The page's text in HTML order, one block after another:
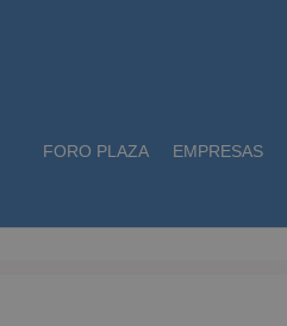
FORO PLAZA EMPRESAS